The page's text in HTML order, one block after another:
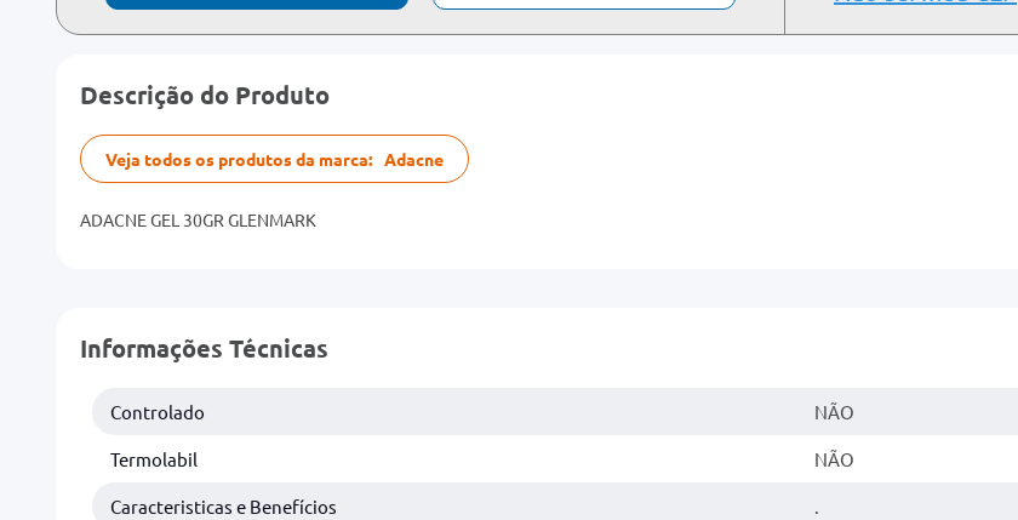
Descrição do Produto
Veja todos os produtos da marca: Adacne
ADACNE GEL 30GR GLENMARK
Informações Técnicas
Controlado NÃO
Termolabil NÃO
Caracteristicas e Benefícios